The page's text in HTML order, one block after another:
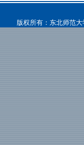
版权所有：东北师范